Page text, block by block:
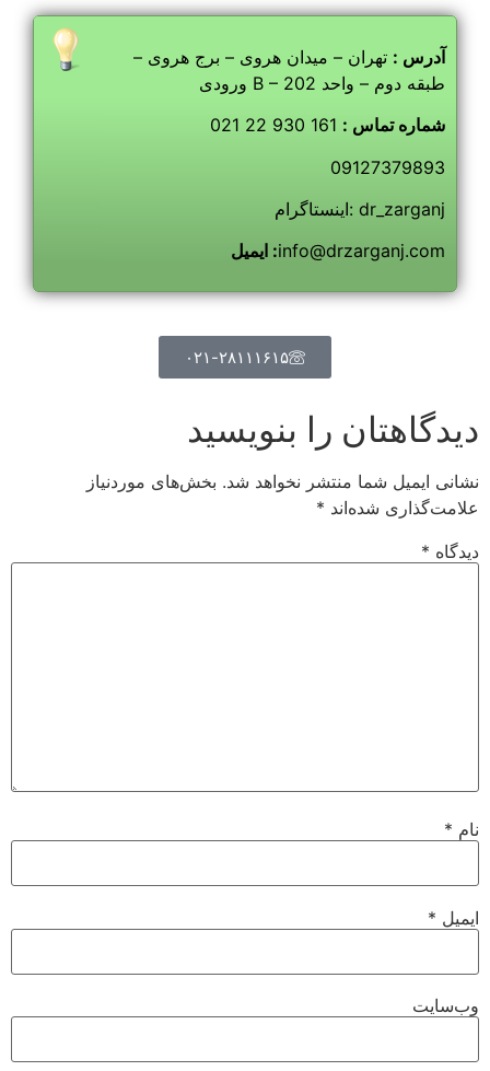
آدرس : تهران – میدان هروی – برج هروی –
ورودی B – طبقه دوم – واحد 202
شماره تماس :
09127379893
اینستاگرام: dr_zarganj
ایمیل :info@drzarganj.com
۰۲۱-۲۸۱۱۱۶۱۵
دیدگاهتان را بنویسید
نشانی ایمیل شما منتشر نخواهد شد. بخش‌های موردنیاز
علامت‌گذاری شده‌اند *
دیدگاه *
نام *
ایمیل *
وب‌سایت